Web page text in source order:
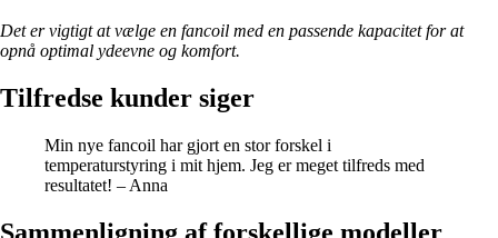
Det er vigtigt at vælge en fancoil med en passende kapacitet for at
opnå optimal ydeevne og komfort.
Tilfredse kunder siger
Min nye fancoil har gjort en stor forskel i
temperaturstyring i mit hjem. Jeg er meget tilfreds med
resultatet! – Anna